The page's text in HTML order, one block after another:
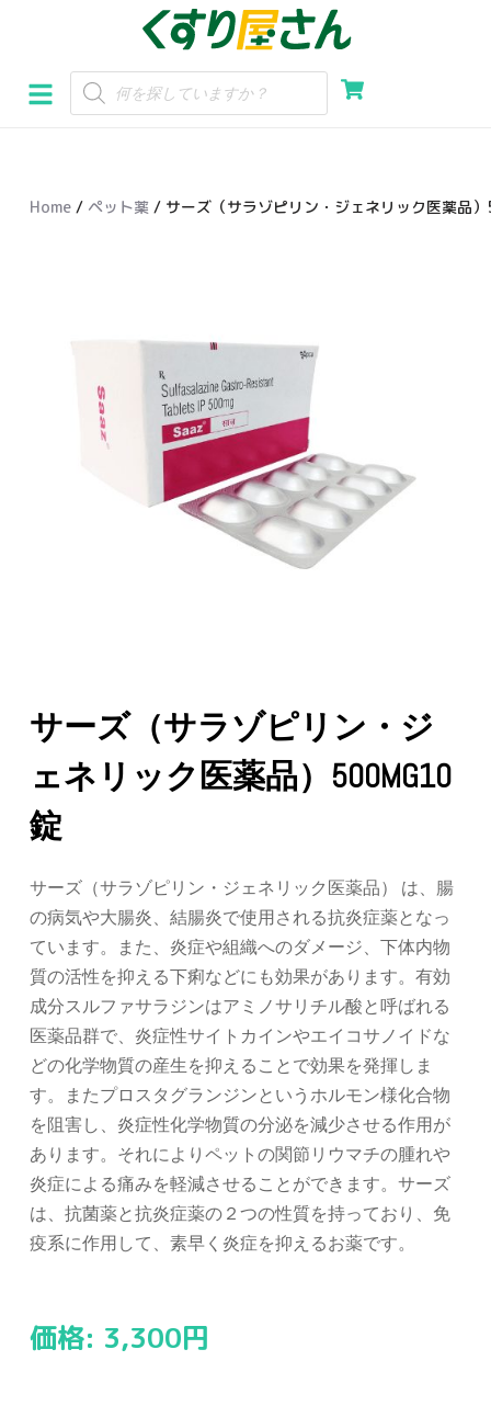
ン
テ
スHome / ペット薬 / サーズ（サラゾピリン・ジェネリック医薬品
サーズ（サラゾピリン・ジ
ェネリック医薬品）500MG10
錠
サーズ（サラゾピリン・ジェネリック医薬品） は、腸
の病気や大腸炎、結腸炎で使用される抗炎症薬となっ
ています。また、炎症や組織へのダメージ、下体内物
質の活性を抑える下痢などにも効果があります。有効
成分スルファサラジンはアミノサリチル酸と呼ばれる
医薬品群で、炎症性サイトカインやエイコサノイドな
どの化学物質の産生を抑えることで効果を発揮しま
す。またプロスタグランジンというホルモン様化合物
を阻害し、炎症性化学物質の分泌を減少させる作用が
あります。それによりペットの関節リウマチの腫れや
炎症による痛みを軽減させることができます。サーズ
は、抗菌薬と抗炎症薬の２つの性質を持っており、免
疫系に作用して、素早く炎症を抑えるお薬です。
価格: 3,300円